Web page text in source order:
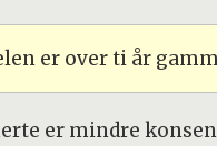
er over ti år
er mindre